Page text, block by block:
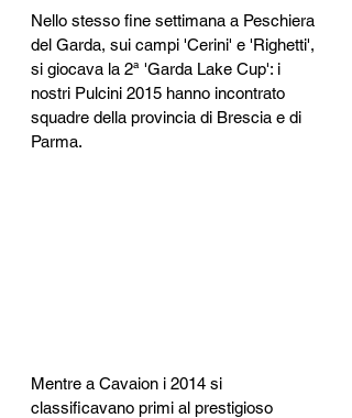
Nello stesso fine settimana a Peschiera
del Garda, sui campi 'Cerini' e 'Righetti',
si giocava la 2ª 'Garda Lake Cup': i
nostri Pulcini 2015 hanno incontrato
squadre della provincia di Brescia e di
Parma.
Mentre a Cavaion i 2014 si
classificavano primi al prestigioso